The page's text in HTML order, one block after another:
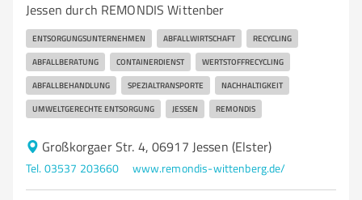
Jessen durch REMONDIS Wittenber
ENTSORGUNGSUNTERNEHMEN ABFALLWIRTSCHAFT RECYCLING
ABFALLBERATUNG CONTAINERDIENST WERTSTOFFRECYCLING
ABFALLBEHANDLUNG SPEZIALTRANSPORTE NACHHALTIGKEIT
UMWELTGERECHTE ENTSORGUNG JESSEN REMONDIS
Großkorgaer Str. 4, 06917 Jessen (Elster)
Tel. 03537 203660 www.remondis-wittenberg.de/